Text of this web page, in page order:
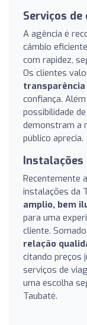
Serviços
A agência é
câmbio
com rapidez,
Os clientes
confiança.
possibilidade
demonstram a
público aprecia.
Instalações
Recentemente
instalações da
amplio, bem
para uma
cliente.
relação
citando preços
serviços de
uma escolha
Taubaté.